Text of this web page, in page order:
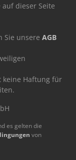
dieser Seite
Sie unsere AGB
keine Haftung für
es gelten die
von